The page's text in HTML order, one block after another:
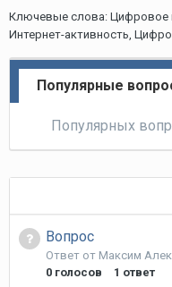
Ключевые слова: Цифровое
Интернет-активность,
Популярные
Популярных
Вопрос
Ответ от Максим
0 голосов 1 ответ